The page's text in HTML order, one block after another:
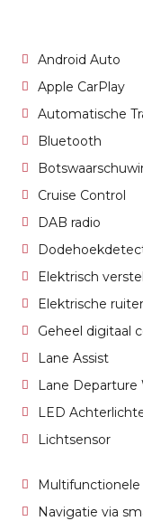
Android Auto
Apple CarPlay
Automatische
Bluetooth
Cruise Control
DAB radio
Elektrisch
Elektrische
Geheel digitaal
Lane Assist
Lane
LED
Lichtsensor
Navigatie via